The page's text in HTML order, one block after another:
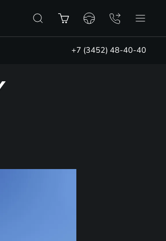
+7 (3452) 48-40-40